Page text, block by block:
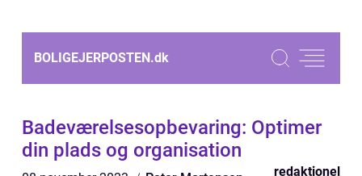
BOLIGEJERPOSTEN.dk
Badeværelsesopbevaring: Optimer
din plads og organisation
redaktionel